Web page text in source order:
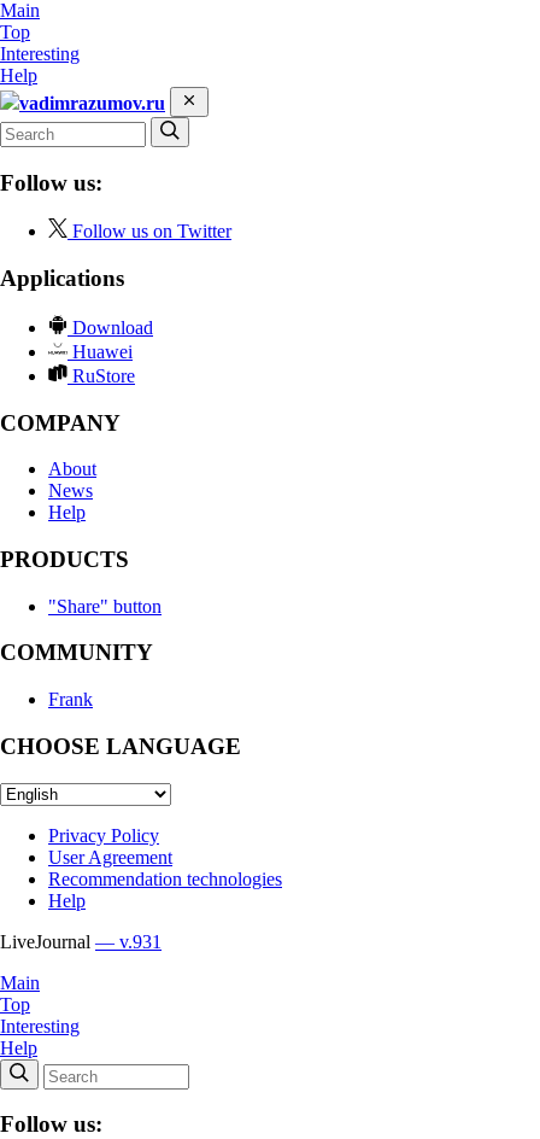
Main
Top
Interesting
Help
vadimrazumov.ru
Follow us:
Follow us on Twitter
Applications
Download
Huawei
RuStore
COMPANY
About
News
Help
PRODUCTS
"Share" button
COMMUNITY
Frank
CHOOSE LANGUAGE
Privacy Policy
User Agreement
Recommendation technologies
Help
LiveJournal — v.931
Main
Top
Interesting
Help
Follow us: